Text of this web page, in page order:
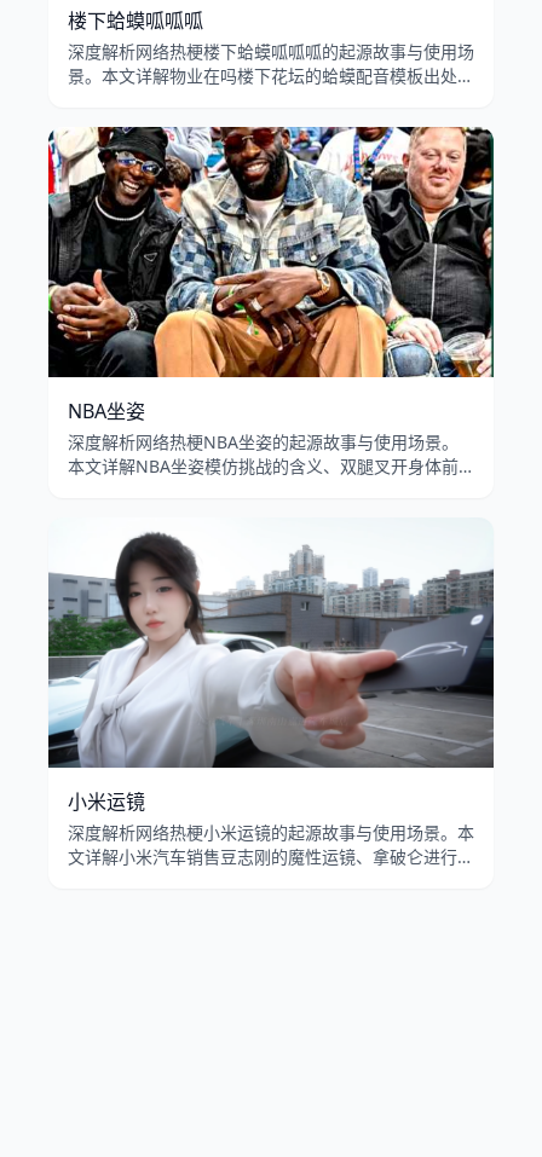
楼下蛤蟆呱呱呱
深度解析网络热梗楼下蛤蟆呱呱呱的起源故事与使用场
景。本文详解物业在吗楼下花坛的蛤蟆配音模板出处、
B站和抖音的流行演变。
NBA坐姿
深度解析网络热梗NBA坐姿的起源故事与使用场景。
本文详解NBA坐姿模仿挑战的含义、双腿叉开身体前
小米运镜
深度解析网络热梗小米运镜的起源故事与使用场景。本
文详解小米汽车销售豆志刚的魔性运镜、拿破仑进行曲